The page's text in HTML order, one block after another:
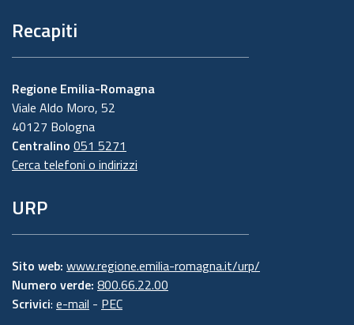
Recapiti
Regione Emilia-Romagna
Viale Aldo Moro, 52
40127 Bologna
Centralino 051 5271
Cerca telefoni o indirizzi
URP
Sito web: www.regione.emilia-romagna.it/urp/
Numero verde: 800.66.22.00
Scrivici: e-mail - PEC